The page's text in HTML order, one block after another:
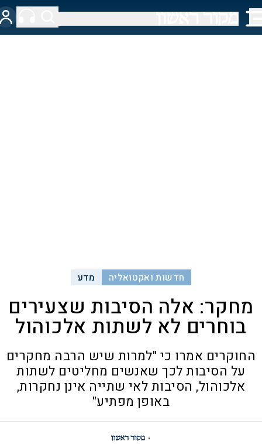
חדשות ואקטואליה מדע
מחקר: אלה הסיבות שצעירים
בוחרים לא לשתות אלכוהול
החוקרים אמרו כי "למרות שיש הרבה מחקרים
על הסיבות לכך שאנשים מחליטים לשתות
אלכוהול, הסיבות לאי שתייה אינן נחקרות,
באופן מפתיע"